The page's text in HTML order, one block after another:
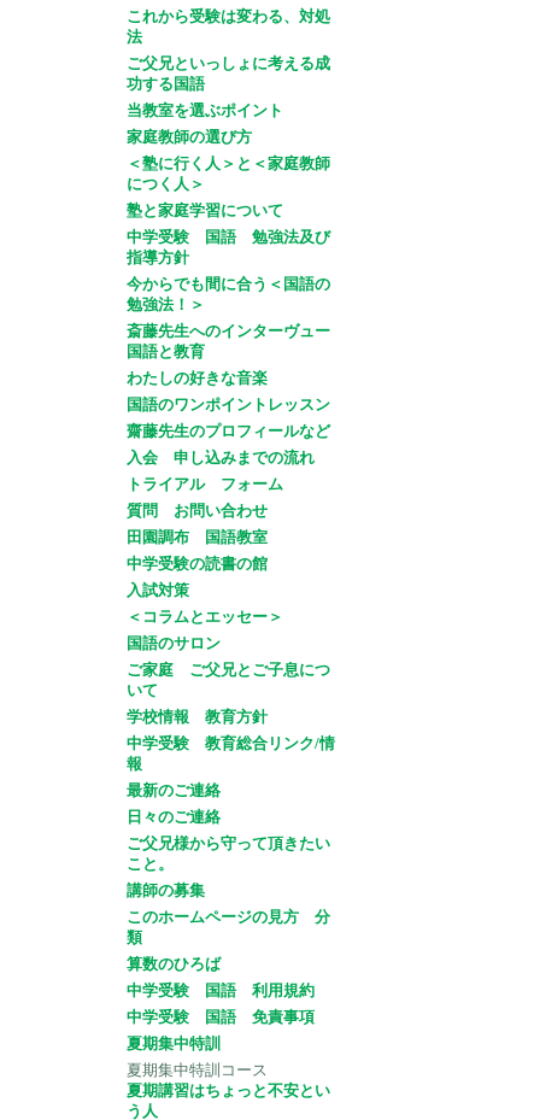
これから受験は変わる、対処
法
ご父兄といっしょに考える成
功する国語
当教室を選ぶポイント
家庭教師の選び方
＜塾に行く人＞と＜家庭教師
につく人＞
塾と家庭学習について
中学受験 国語 勉強法及び
指導方針
今からでも間に合う＜国語の
勉強法！＞
斎藤先生へのインターヴュー
国語と教育
わたしの好きな音楽
国語のワンポイントレッスン
齋藤先生のプロフィールなど
入会 申し込みまでの流れ
トライアル フォーム
質問 お問い合わせ
田園調布 国語教室
中学受験の読書の館
入試対策
＜コラムとエッセー＞
国語のサロン
ご家庭 ご父兄とご子息につ
いて
学校情報 教育方針
中学受験 教育総合リンク/情
報
最新のご連絡
日々のご連絡
ご父兄様から守って頂きたい
こと。
講師の募集
このホームページの見方 分
類
算数のひろば
中学受験 国語 利用規約
中学受験 国語 免責事項
夏期集中特訓
夏期集中特訓コース
夏期講習はちょっと不安とい
う人